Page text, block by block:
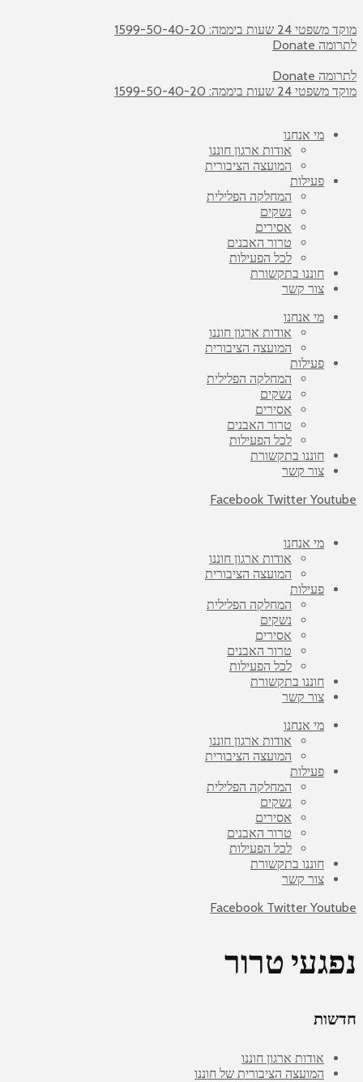
מוקד משפטי 24 שעות ביממה: 1599-50-40-20
לתרומה Donate
לתרומה Donate
מוקד משפטי 24 שעות ביממה: 1599-50-40-20
מי אנחנו
אודות ארגון חוננו
המועצה הציבורית
פעילות
המחלקה הפלילית
נשקים
אסירים
טרור האבנים
לכל הפעילות
חוננו בתקשורת
צור קשר
מי אנחנו
אודות ארגון חוננו
המועצה הציבורית
פעילות
המחלקה הפלילית
נשקים
אסירים
טרור האבנים
לכל הפעילות
חוננו בתקשורת
צור קשר
Facebook Twitter Youtube
מי אנחנו
אודות ארגון חוננו
המועצה הציבורית
פעילות
המחלקה הפלילית
נשקים
אסירים
טרור האבנים
לכל הפעילות
חוננו בתקשורת
צור קשר
מי אנחנו
אודות ארגון חוננו
המועצה הציבורית
פעילות
המחלקה הפלילית
נשקים
אסירים
טרור האבנים
לכל הפעילות
חוננו בתקשורת
צור קשר
Facebook Twitter Youtube
נפגעי טרור
חדשות
אודות ארגון חוננו
המועצה הציבורית של חוננו